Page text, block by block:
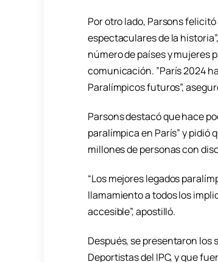
Por otro lado, Parsons
espectaculares de la
número de países y mujeres
comunicación. ”París 2024
Paralímpicos futuros”,
Parsons destacó que hace
paralímpica en París” y pidió
millones de personas con
“Los mejores legados
llamamiento a todos los
accesible”, apostilló.
Después, se presentaron los
Deportistas del IPC, y que